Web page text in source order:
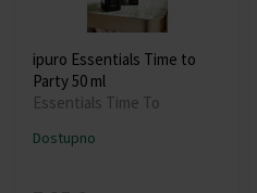
ipuro Essentials Time to
Party 50 ml
Essentials Time To
Dostupno